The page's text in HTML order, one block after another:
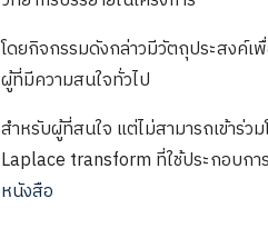
โดยกิจกรรมดังกล่าวมีวัตถุประสงค์
ผู้ที่มีความสนใจทั่วไป
สำหรับผู้ที่สนใจ แต่ไม่สามารถเข้าร่ว
Laplace transform ที่ใช้ประกอบกา
หนังสือ